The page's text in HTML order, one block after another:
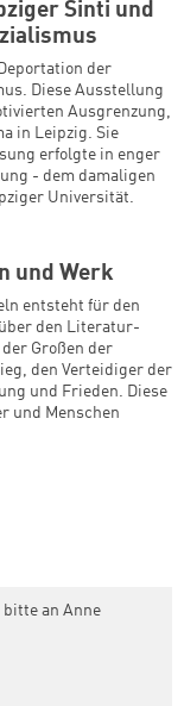
Sinti und
der
Diese Ausstellung
Ausgrenzung,
in Leipzig. Sie
erfolgte in enger
- dem damaligen
Universität.
und Werk
entsteht für den
den Literatur-
Großen der
den Verteidiger der
und Frieden. Diese
und Menschen
an Anne